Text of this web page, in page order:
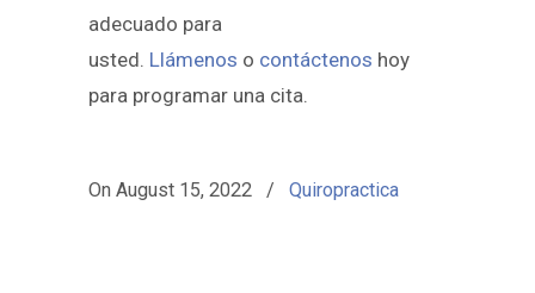
adecuado para
usted. Llámenos o contáctenos hoy
para programar una cita.
On August 15, 2022 / Quiropractica